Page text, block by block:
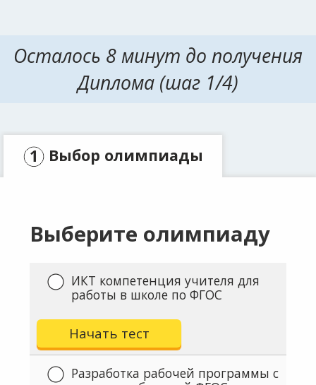
Осталось 8 минут до получения
Диплома (шаг 1/4)
Выбор олимпиады
Оплата
Выберите олимпиаду
ИКТ компетенция учителя для
работы в школе по ФГОС
Начать тест
Разработка рабочей программы с